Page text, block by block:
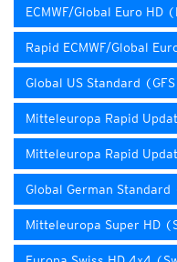
ECMWF/Global Euro HD
Rapid ECMWF/Global
Global US Standard
Mitteleuropa Rapid
Mitteleuropa Rapid
Global German Standard
Mitteleuropa Super HD